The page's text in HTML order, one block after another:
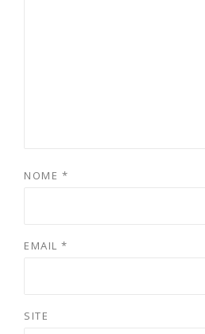
NOME *
EMAIL *
SITE